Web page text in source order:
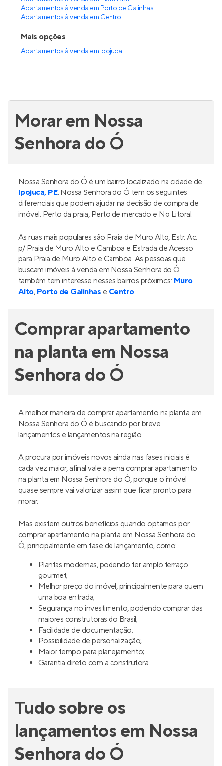
Apartamentos à venda em Porto de Galinhas
Apartamentos à venda em Centro
Mais opções
Apartamentos à venda em Ipojuca
Morar em Nossa
Senhora do Ó
Nossa Senhora do Ó é um bairro localizado na cidade de
Ipojuca, PE. Nossa Senhora do Ó tem os seguintes
diferenciais que podem ajudar na decisão de compra de
imóvel: Perto da praia, Perto de mercado e No Litoral.
As ruas mais populares são Praia de Muro Alto, Estr. Ac.
p/ Praia de Muro Alto e Camboa e Estrada de Acesso
para Praia de Muro Alto e Camboa. As pessoas que
buscam imóveis à venda em Nossa Senhora do Ó
também tem interesse nesses bairros próximos: Muro
Alto, Porto de Galinhas e Centro.
Comprar apartamento
na planta em Nossa
Senhora do Ó
A melhor maneira de comprar apartamento na planta em
Nossa Senhora do Ó é buscando por breve
lançamentos e lançamentos na região.
A procura por imóveis novos ainda nas fases iniciais é
cada vez maior, afinal vale a pena comprar apartamento
na planta em Nossa Senhora do Ó, porque o imóvel
quase sempre vai valorizar assim que ficar pronto para
morar.
Mas existem outros benefícios quando optamos por
comprar apartamento na planta em Nossa Senhora do
Ó, principalmente em fase de lançamento, como:
Plantas modernas, podendo ter amplo terraço
gourmet;
Melhor preço do imóvel, principalmente para quem
uma boa entrada;
Segurança no investimento, podendo comprar das
maiores construtoras do Brasil;
Facilidade de documentação;
Possibilidade de personalização;
Maior tempo para planejamento;
Garantia direto com a construtora.
Tudo sobre os
lançamentos em Nossa
Senhora do Ó